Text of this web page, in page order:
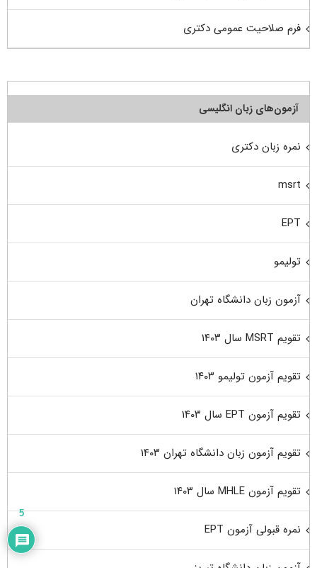
فرم صلاحیت عمومی دکتری
آزمون‌های زبان انگلیسی
نمره زبان دکتری
msrt
EPT
تولیمو
آزمون زبان دانشگاه تهران
تقویم MSRT سال ۱۴۰۳
تقویم آزمون تولیمو ۱۴۰۳
تقویم آزمون EPT سال ۱۴۰۳
تقویم آزمون زبان دانشگاه تهران ۱۴۰۳
تقویم آزمون MHLE سال ۱۴۰۳
نمره قبولی آزمون EPT
5